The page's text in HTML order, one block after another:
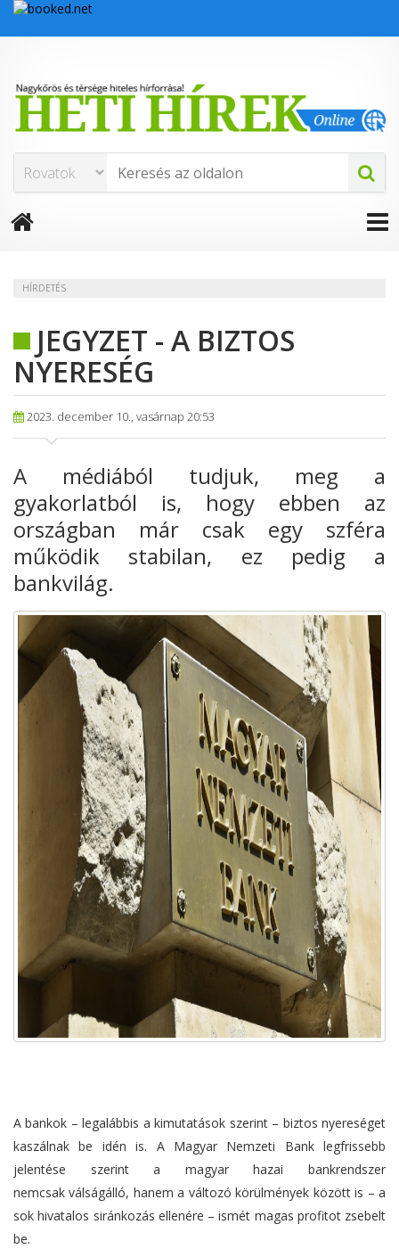
HÍRDETÉS
JEGYZET - A BIZTOS
NYERESÉG
2023. december 10., vasárnap 20:53
A médiából tudjuk, meg a
gyakorlatból is, hogy ebben az
országban már csak egy szféra
működik stabilan, ez pedig a
bankvilág.
A bankok – legalábbis a kimutatások szerint – biztos nyereséget
kaszálnak be idén is. A Magyar Nemzeti Bank legfrissebb
jelentése szerint a magyar hazai bankrendszer
nemcsak válságálló, hanem a változó körülmények között is – a
sok hivatalos siránkozás ellenére – ismét magas profitot zsebelt
be.